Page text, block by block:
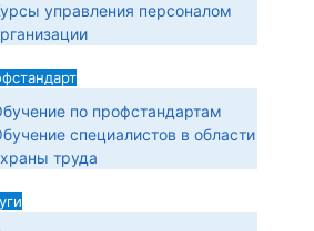
управления персоналом
по профстандартам
специалистов в области
труда